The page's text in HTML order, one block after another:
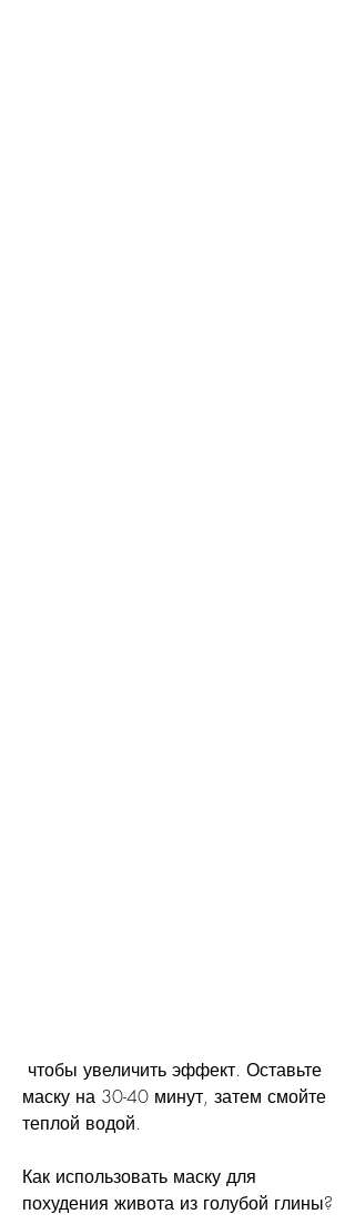
маску на 30-40 минут, затем смойте
теплой водой.
Как использовать маску для
похудения живота из голубой глины?